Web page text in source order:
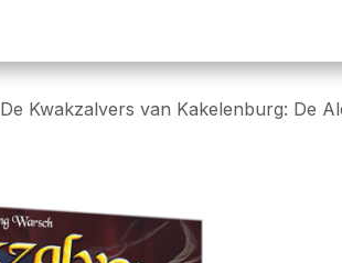
De Kwakzalvers van Kakelenburg: De